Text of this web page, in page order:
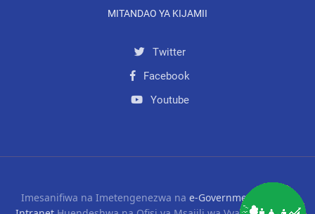
MITANDAO YA KIJAMII
Twitter
Facebook
Youtube
Imesanifiwa na Imetengenezwa na e-Government Agency